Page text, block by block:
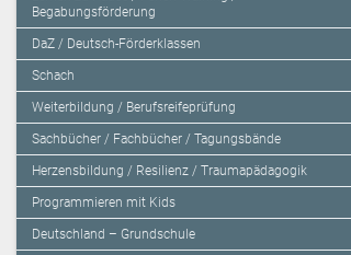
Begabungsförderung
DaZ / Deutsch-Förderklassen
Schach
Weiterbildung / Berufsreifeprüfung
Sachbücher / Fachbücher / Tagungsbände
Herzensbildung / Resilienz / Traumapädagogik
Programmieren mit Kids
Deutschland – Grundschule